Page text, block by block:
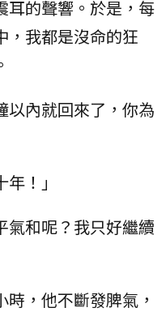
耳的聲響。於是，每
，我都是沒命的狂
以內就回來了，你為
！」
氣和呢？我只好繼續
，他不斷發脾氣，